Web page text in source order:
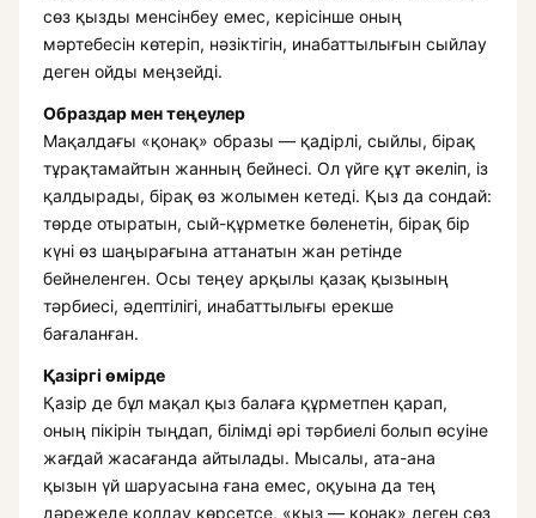
сөз қызды менсінбеу емес, керісінше оның
мәртебесін көтеріп, нәзіктігін, инабаттылығын сыйлау
деген ойды меңзейді.
Образдар мен теңеулер
Мақалдағы «қонақ» образы — қадірлі, сыйлы, бірақ
тұрақтамайтын жанның бейнесі. Ол үйге құт әкеліп, із
қалдырады, бірақ өз жолымен кетеді. Қыз да сондай:
төрде отыратын, сый-құрметке бөленетін, бірақ бір
күні өз шаңырағына аттанатын жан ретінде
бейнеленген. Осы теңеу арқылы қазақ қызының
тәрбиесі, әдептілігі, инабаттылығы ерекше
бағаланған.
Қазіргі өмірде
Қазір де бұл мақал қыз балаға құрметпен қарап,
оның пікірін тыңдап, білімді әрі тәрбиелі болып өсуіне
жағдай жасағанда айтылады. Мысалы, ата-ана
қызын үй шаруасына ғана емес, оқуына да тең
дәрежеде қолдау көрсетсе, «қыз — қонақ» деген сөз